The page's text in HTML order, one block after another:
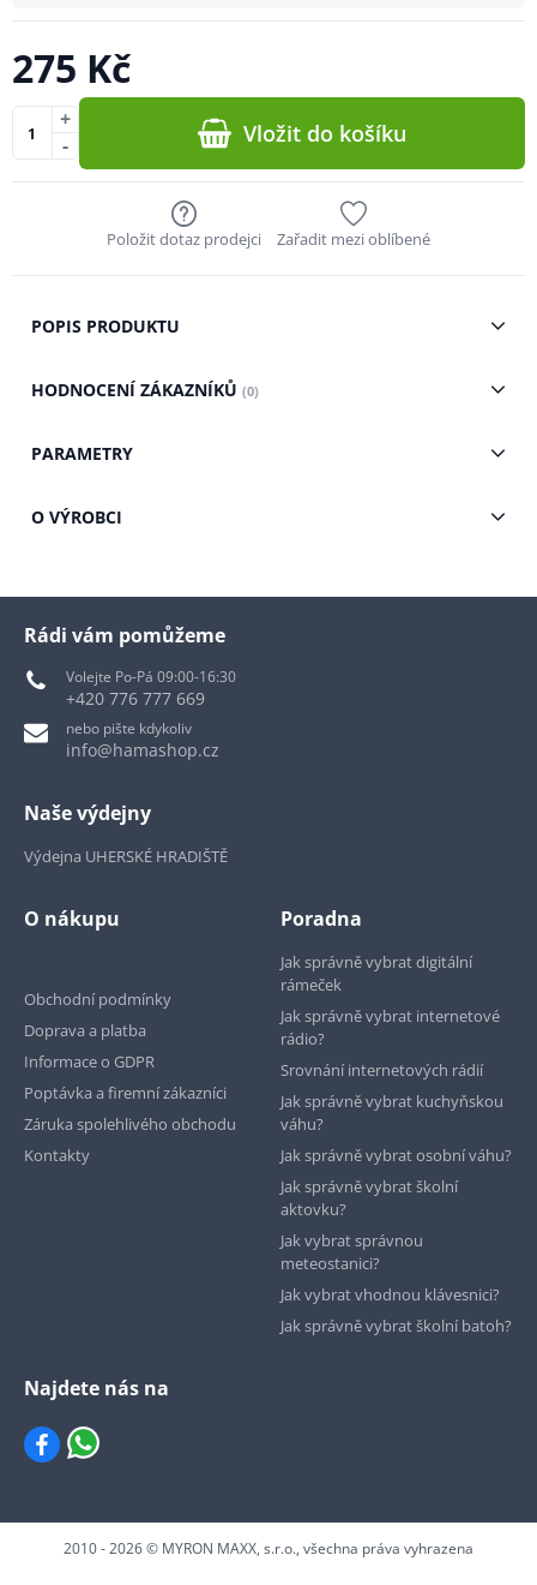
275 Kč
-
+ Vložit do košíku
Položit dotaz prodejci Zařadit mezi oblíbené
POPIS PRODUKTU
HODNOCENÍ ZÁKAZNÍKŮ (0)
PARAMETRY
O VÝROBCI
Rádi vám pomůžeme
Volejte Po-Pá 09:00-16:30
+420 776 777 669
nebo pište kdykoliv
info@hamashop.cz
Naše výdejny
Výdejna UHERSKÉ HRADIŠTĚ
O nákupu
Obchodní podmínky
Doprava a platba
Informace o GDPR
Poptávka a firemní zákazníci
Záruka spolehlivého obchodu
Kontakty
Poradna
Jak správně vybrat digitální
rámeček
Jak správně vybrat internetové
rádio?
Srovnání internetových rádií
Jak správně vybrat kuchyňskou
váhu?
Jak správně vybrat osobní váhu?
Jak správně vybrat školní
aktovku?
Jak vybrat správnou
meteostanici?
Jak vybrat vhodnou klávesnici?
Jak správně vybrat školní batoh?
Najdete nás na
2010 - 2026 © MYRON MAXX, s.r.o., všechna práva vyhrazena